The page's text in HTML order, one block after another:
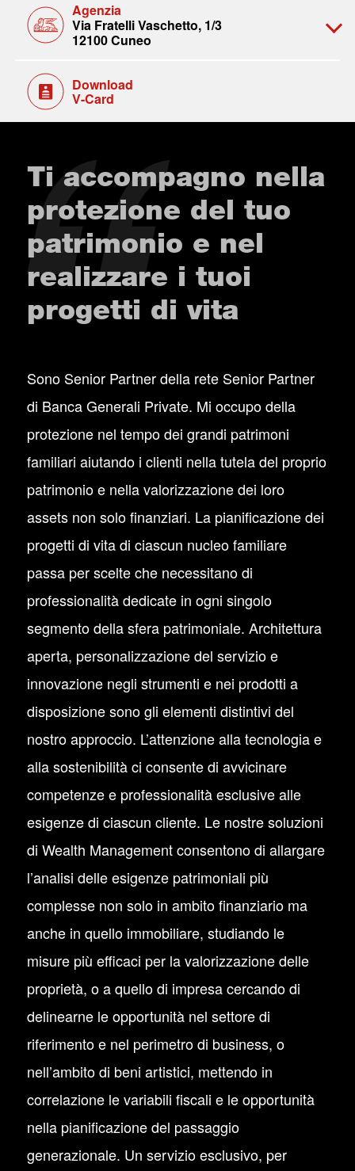
Agenzia
Via Fratelli Vaschetto, 1/3
12100 Cuneo
Download
V-Card
Ti accompagno nella
protezione del tuo
patrimonio e nel
realizzare i tuoi
progetti di vita
Sono Senior Partner della rete Senior Partner
di Banca Generali Private. Mi occupo della
protezione nel tempo dei grandi patrimoni
familiari aiutando i clienti nella tutela del proprio
patrimonio e nella valorizzazione dei loro
assets non solo finanziari. La pianificazione dei
progetti di vita di ciascun nucleo familiare
passa per scelte che necessitano di
professionalità dedicate in ogni singolo
segmento della sfera patrimoniale. Architettura
aperta, personalizzazione del servizio e
innovazione negli strumenti e nei prodotti a
disposizione sono gli elementi distintivi del
nostro approccio. L’attenzione alla tecnologia e
alla sostenibilità ci consente di avvicinare
competenze e professionalità esclusive alle
esigenze di ciascun cliente. Le nostre soluzioni
di Wealth Management consentono di allargare
l’analisi delle esigenze patrimoniali più
complesse non solo in ambito finanziario ma
anche in quello immobiliare, studiando le
misure più efficaci per la valorizzazione delle
proprietà, o a quello di impresa cercando di
delinearne le opportunità nel settore di
riferimento e nel perimetro di business, o
nell’ambito di beni artistici, mettendo in
correlazione le variabili fiscali e le opportunità
nella pianificazione del passaggio
generazionale. Un servizio esclusivo, per